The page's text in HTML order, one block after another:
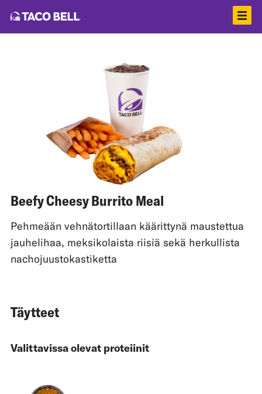
Beefy Cheesy Burrito Meal
Pehmeään vehnätortillaan käärittynä maustettua
jauhelihaa, meksikolaista riisiä sekä herkullista
nachojuustokastiketta
Täytteet
Valittavissa olevat proteiinit